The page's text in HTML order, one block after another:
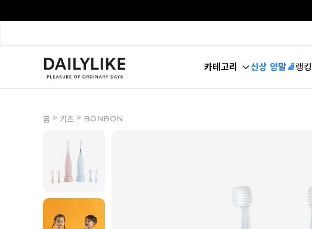
카테고리 신상 양말🧦랭킹
홈 > 키즈 > BONBON